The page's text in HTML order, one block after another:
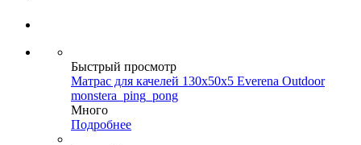
Быстрый просмотр
Матрас для качелей 130х50х5 Everena Outdoor
monstera_ping_pong
Много
Подробнее